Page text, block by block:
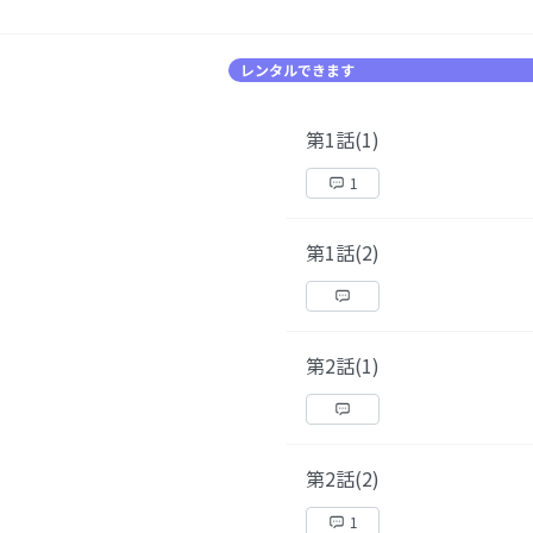
レンタルできます
第1話(1)
1
第1話(2)
第2話(1)
第2話(2)
1